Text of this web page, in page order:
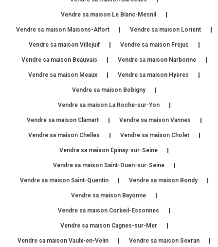
Vendre sa maison Le Blanc-Mesnil
Vendre sa maison Maisons-Alfort Vendre sa maison Lorient
Vendre sa maison Villejuif Vendre sa maison Fréjus
Vendre sa maison Beauvais Vendre sa maison Narbonne
Vendre sa maison Meaux Vendre sa maison Hyères
Vendre sa maison Bobigny
Vendre sa maison La Roche-sur-Yon
Vendre sa maison Clamart Vendre sa maison Vannes
Vendre sa maison Chelles Vendre sa maison Cholet
Vendre sa maison Épinay-sur-Seine
Vendre sa maison Saint-Ouen-sur-Seine
Vendre sa maison Saint-Quentin Vendre sa maison Bondy
Vendre sa maison Bayonne
Vendre sa maison Corbeil-Essonnes
Vendre sa maison Cagnes-sur-Mer
Vendre sa maison Vaulx-en-Velin Vendre sa maison Sevran